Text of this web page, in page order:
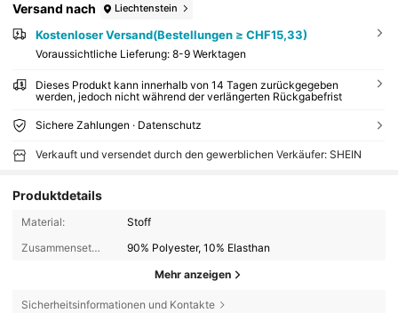
Versand nach Liechtenstein
Kostenloser Versand(Bestellungen ≥ CHF15,33)
Voraussichtliche Lieferung: 8-9 Werktagen
Dieses Produkt kann innerhalb von 14 Tagen zurückgegeben
werden, jedoch nicht während der verlängerten Rückgabefrist
Sichere Zahlungen · Datenschutz
Verkauft und versendet durch den gewerblichen Verkäufer: SHEIN
Produktdetails
Material:
Stoff
Zusammensetzung:
90% Polyester, 10% Elasthan
Mehr anzeigen
Sicherheitsinformationen und Kontakte